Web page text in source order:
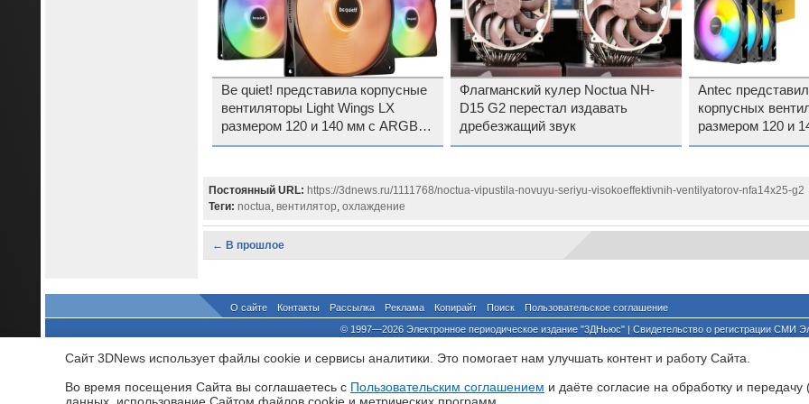
Be quiet! представила корпусные
вентиляторы Light Wings LX
размером 120 и 140 мм с ARGB-
подсветкой
Флагманский кулер Noctua NH-
D15 G2 перестал издавать
дребезжащий звук
Antec
корпусных
размером 120 и
подсветкой и без
Постоянный URL: https://3dnews.ru/1111768/noctua-vipustila-novuyu-seriyu-visokoeffektivnih-ventilyatorov-nfa14x25-g2
Теги: noctua, вентилятор, охлаждение
← В прошлое
О сайте Контакты Рассылка Реклама Копирайт Поиск Пользовательское соглашение
© 1997—2026 Электронное периодическое издание "3ДНьюс" | Свидетельство о регистрации СМИ
При цитировании документа ссылка на сайт с указанием автора обязательна. Полное заимствование
Сайт 3DNews использует файлы cookie и сервисы аналитики. Это помогает нам улучшать контент и работу Cайта.
Во время посещения Cайта вы соглашаетесь с Пользовательским соглашением и даёте согласие на обработку и